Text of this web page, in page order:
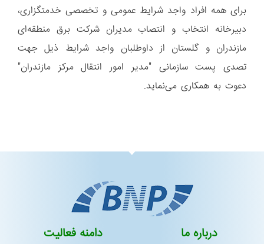
برای همه افراد واجد شرایط عمومی و تخصصی خدمتگزاری،
دبیرخانه انتخاب و انتصاب مدیران شرکت برق منطقه‌ای
مازندران و گلستان از داوطلبان واجد شرایط ذیل جهت
تصدی پست سازمانی "مدیر امور انتقال مرکز مازندران"
دعوت به همکاری می‌نماید.
درباره ما دامنه فعالیت